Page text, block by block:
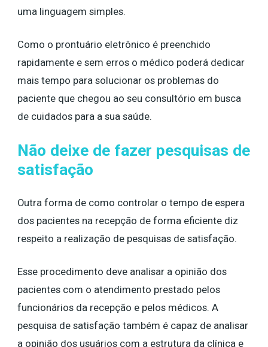
uma linguagem simples.
Como o prontuário eletrônico é preenchido
rapidamente e sem erros o médico poderá dedicar
mais tempo para solucionar os problemas do
paciente que chegou ao seu consultório em busca
de cuidados para a sua saúde.
Não deixe de fazer pesquisas de
satisfação
Outra forma de como controlar o tempo de espera
dos pacientes na recepção de forma eficiente diz
respeito a realização de pesquisas de satisfação.
Esse procedimento deve analisar a opinião dos
pacientes com o atendimento prestado pelos
funcionários da recepção e pelos médicos. A
pesquisa de satisfação também é capaz de analisar
a opinião dos usuários com a estrutura da clínica e